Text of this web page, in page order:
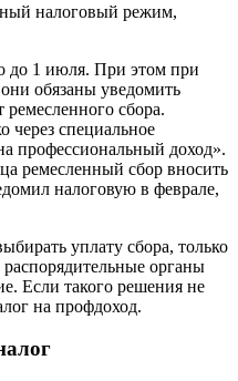
налоговый режим,
до 1 июля. При этом при
обязаны уведомить
ремесленного сбора.
через специальное
профессиональный доход».
ремесленный сбор вносить
налоговую в феврале,
уплату сбора, только
органы
Если такого решения не
на профдоход.